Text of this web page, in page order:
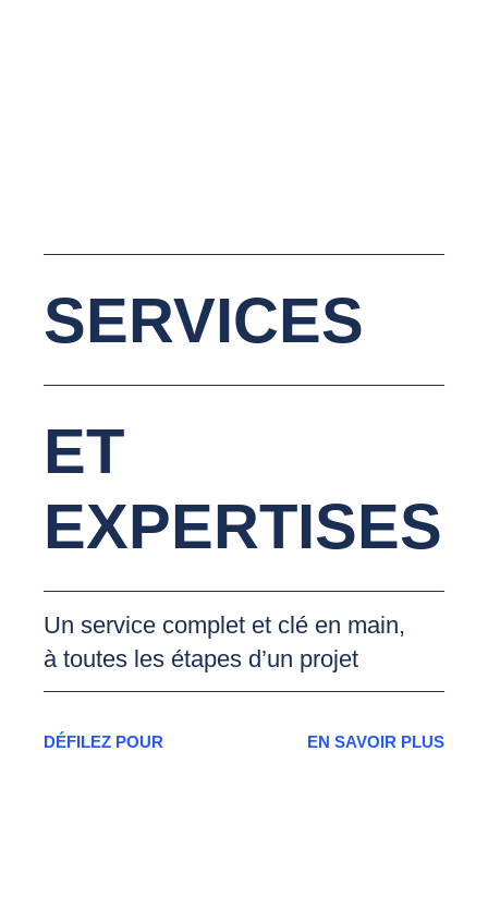
SERVICES
ET
EXPERTISES
Un service complet et clé en main,
à toutes les étapes d’un projet
DÉFILEZ POUR EN SAVOIR PLUS